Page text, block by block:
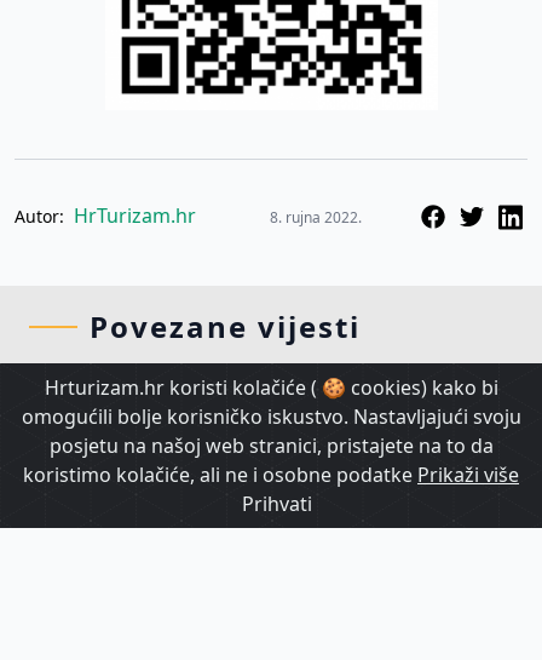
Autor: HrTurizam.hr 8. rujna 2022.
Povezane vijesti
Hrturizam.hr koristi kolačiće ( 🍪 cookies) kako bi
omogućili bolje korisničko iskustvo. Nastavljajući svoju
posjetu na našoj web stranici, pristajete na to da
koristimo kolačiće, ali ne i osobne podatke Prikaži više
Prihvati